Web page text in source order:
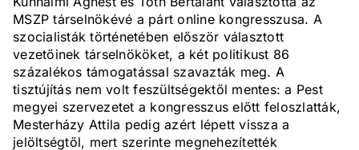
MSZP társelnökévé a párt online kongresszusa. A
szocialisták történetében először választott
vezetőinek társelnököket, a két politikust 86
százalékos támogatással szavazták meg. A
tisztújítás nem volt feszültségektől mentes: a Pest
megyei szervezetet a kongresszus előtt feloszlatták,
Mesterházy Attila pedig azért lépett vissza a
jelöltségtől, mert szerinte megnehezítették